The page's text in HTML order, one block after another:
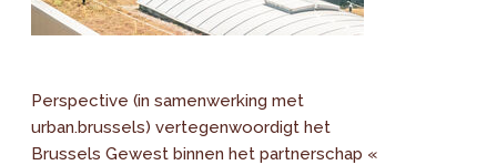
Perspective (in samenwerking met
urban.brussels) vertegenwoordigt het
Brussels Gewest binnen het partnerschap «